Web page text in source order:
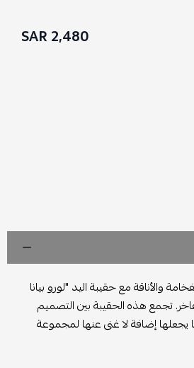
2,480 SAR
والأناقة مع حقيبة اليد "لورو بيانا
تجمع هذه الحقيبة بين التصميم
يجعلها إضافة لا غنى عنها لمجموعة